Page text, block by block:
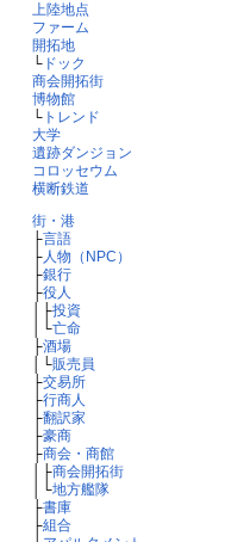
上陸地点
ファーム
開拓地
└ドック
商会開拓街
博物館
└トレンド
大学
遺跡ダンジョン
コロッセウム
横断鉄道
街・港
├言語
├人物（NPC）
├銀行
├役人
│├投資
│└亡命
├酒場
│└販売員
├交易所
├行商人
├翻訳家
├豪商
├商会・商館
│├商会開拓街
│└地方艦隊
├書庫
├組合